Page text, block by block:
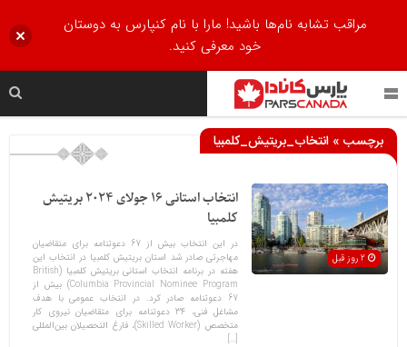
برچسب » انتخاب_بریتیش_کلمبیا
انتخاب استانی 16 جولای 2024 بریتیش
کلمبیا
در این انتخاب بیش از 67 دعوتنامه برای متقاضیان
مهاجرتی صادر شد استان بریتیش کلمبیا در انتخاب این
هفته در برنامه انتخاب استانی بریتیش کلمبیا (British
Columbia Provincial Nominee Program) بیش از
67 دعوتنامه صادر کرد. در انتخاب عمومی با هدف
مشاغل فنی، 34 دعوتنامه برای متقاضیان نیروی کار
متخصص (Skilled Worker)، فارغ التحصیلان بین‌المللی
[…]
مراقب تشابه نام‌ها باشید! مارا با نام کنپارس به دوستان
خود معرفی کنید.